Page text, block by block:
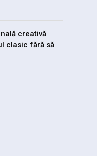
creativă
clasic fără să